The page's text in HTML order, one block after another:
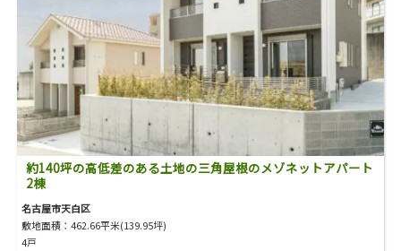
約140坪の高低差のある土地の三角屋根のメゾネットアパート
2棟
名古屋市天白区
敷地面積：462.66平米(139.95坪)
4戸